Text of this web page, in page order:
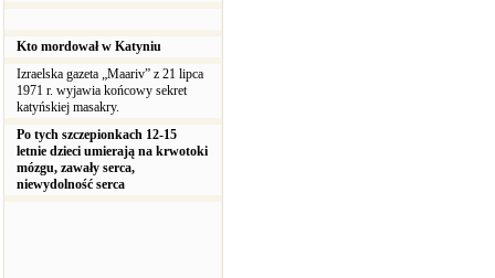
Kto mordował w Katyniu
Izraelska gazeta „Maariv” z 21 lipca
1971 r. wyjawia końcowy sekret
katyńskiej masakry.
Po tych szczepionkach 12-15
letnie dzieci umierają na krwotoki
mózgu, zawały serca,
niewydolność serca